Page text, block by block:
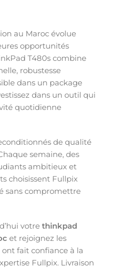
au Maroc évolue
opportunités
T480s combine
robustesse
dans un package
dans un outil qui
quotidienne
de qualité
semaine, des
ambitieux et
choisissent Fullpix
sans compromettre
votre thinkpad
et rejoignez les
fait confiance à la
Fullpix. Livraison